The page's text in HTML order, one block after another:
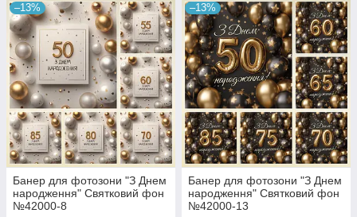
–13%
Банер для фотозони "З Днем
народження" Святковий фон
№42000-8
–13%
Банер для фотозони "З Днем
народження" Святковий фон
№42000-13